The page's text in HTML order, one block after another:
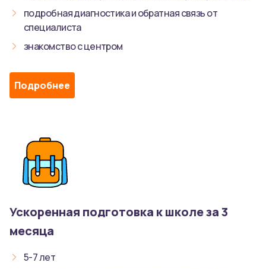
подробная диагностика и обратная связь от
специалиста
знакомство с центром
Подробнее
Ускоренная подготовка к школе за 3
месяца
5-7 лет